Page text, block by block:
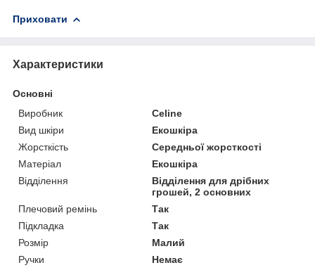
Приховати
Характеристики
Основні
Виробник
Celine
Вид шкіри
Екошкіра
Жорсткість
Середньої жорсткості
Матеріал
Екошкіра
Відділення
Відділення для дрібних
грошей, 2 основних
Плечовий ремінь
Так
Підкладка
Так
Розмір
Малий
Ручки
Немає